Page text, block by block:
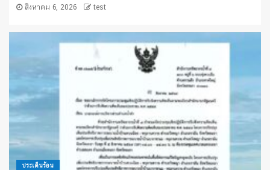
สิงหาคม 6, 2026 test
ประเด็นร้อน